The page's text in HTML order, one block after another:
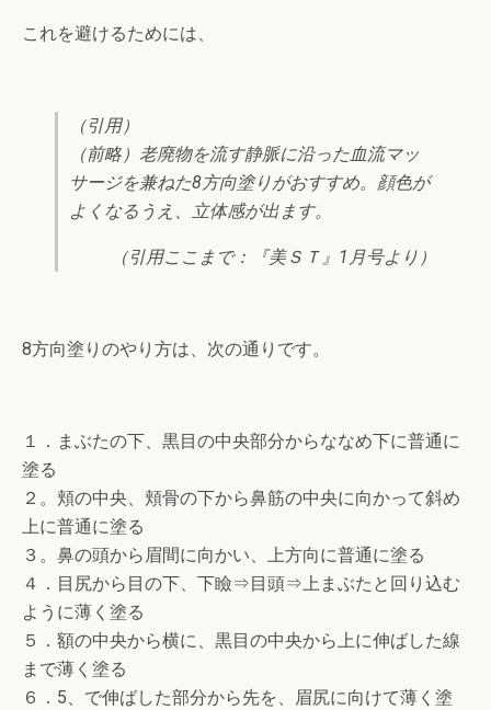
これを避けるためには、
（引用）
（前略）老廃物を流す静脈に沿った血流マッ
サージを兼ねた8方向塗りがおすすめ。顔色が
よくなるうえ、立体感が出ます。
（引用ここまで：『美ＳＴ』1月号より）
8方向塗りのやり方は、次の通りです。
１．まぶたの下、黒目の中央部分からななめ下に普通に
塗る
２。頬の中央、頬骨の下から鼻筋の中央に向かって斜め
上に普通に塗る
３。鼻の頭から眉間に向かい、上方向に普通に塗る
４．目尻から目の下、下瞼⇒目頭⇒上まぶたと回り込む
ように薄く塗る
５．額の中央から横に、黒目の中央から上に伸ばした線
まで薄く塗る
６．5、で伸ばした部分から先を、眉尻に向けて薄く塗